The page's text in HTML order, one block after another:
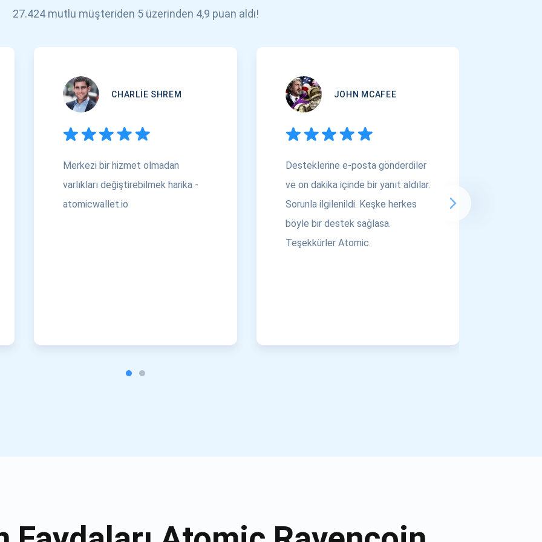
27.424 mutlu müşteriden 5 üzerinden 4,9 puan aldı!
CHARLIE SHREM
Merkezi bir hizmet olmadan
varlıkları değiştirebilmek harika -
atomicwallet.io
JOHN MCAFEE
Desteklerine e-posta gönderdiler
ve on dakika içinde bir yanıt aldılar.
Sorunla ilgilenildi. Keşke herkes
böyle bir destek sağlasa.
Teşekkürler Atomic.